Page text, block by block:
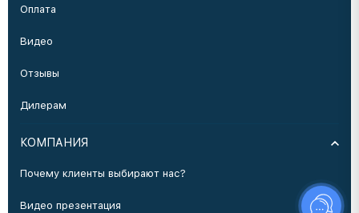
Оплата
Видео
Отзывы
Дилерам
КОМПАНИЯ
Почему клиенты выбирают нас?
Видео презентация